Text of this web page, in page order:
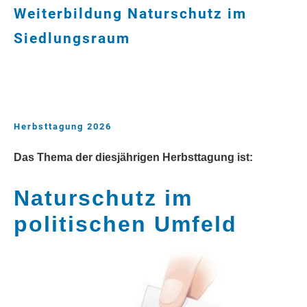
Weiterbildung Naturschutz im
Siedlungsraum
Herbsttagung 2026
Das Thema der diesjährigen Herbsttagung ist:
Naturschutz im
politischen Umfeld